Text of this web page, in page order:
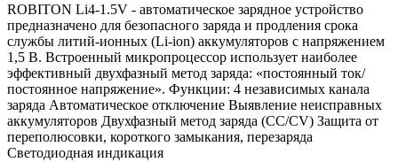
ROBITON Li4-1.5V - автоматическое зарядное устройство
предназначено для безопасного заряда и продления срока
службы литий-ионных (Li-ion) аккумуляторов с напряжением
1,5 В. Встроенный микропроцессор использует наиболее
эффективный двухфазный метод заряда: «постоянный ток/
постоянное напряжение». Функции: 4 независимых канала
заряда Автоматическое отключение Выявление неисправных
аккумуляторов Двухфазный метод заряда (CC/CV) Защита от
переполюсовки, короткого замыкания, перезаряда
Светодиодная индикация